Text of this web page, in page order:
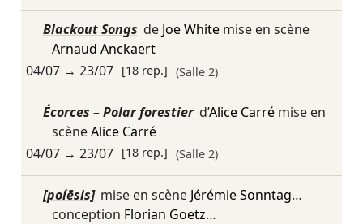
Blackout Songs de Joe Whitemise en scène
Arnaud Anckaert
04/07→ 23/07 [18 rep.] (Salle 2)
Écorces – Polar forestier d’Alice Carrémise en
scèneAlice Carré
04/07→ 23/07 [18 rep.] (Salle 2)
[poíēsis] mise en scène Jérémie Sonntag…
conception Florian Goetz…